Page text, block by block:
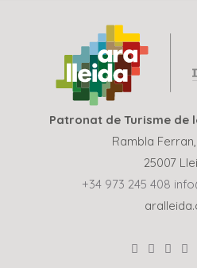
Patronat de Turisme de
Rambla
25007
+34 973 245 408